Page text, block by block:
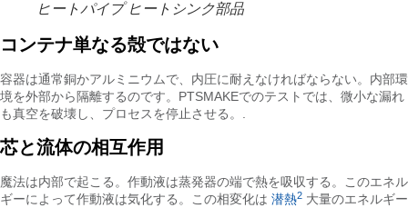
ヒートパイプ ヒートシンク部品
コンテナ単なる殻ではない
容器は通常銅かアルミニウムで、内圧に耐えなければならない。内部環
境を外部から隔離するのです。PTSMAKEでのテストでは、微小な漏れ
も真空を破壊し、プロセスを停止させる。.
芯と流体の相互作用
魔法は内部で起こる。作動液は蒸発器の端で熱を吸収する。このエネル
ギーによって作動液は気化する。この相変化は 潜熱2 大量のエネルギー